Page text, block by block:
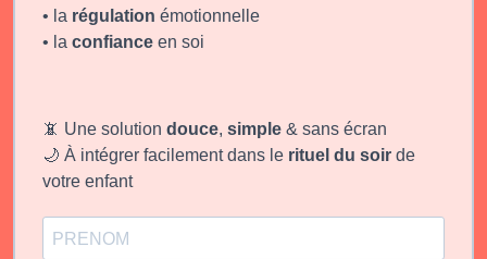
• la régulation émotionnelle
• la confiance en soi
📵 Une solution douce, simple & sans écran
🌙 À intégrer facilement dans le rituel du soir de
votre enfant